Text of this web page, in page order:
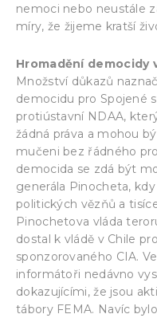
nemoci nebo neustále
míry, že žijeme kratší
Hromadění democidy
Množství důkazů
democidu pro Spojené
protiústavní NDAA,
žádná práva a mohou
mučeni bez řádného
democida se zdá být
generála Pinocheta,
politických vězňů a
Pinochetova vláda
dostal k vládě v Chile
sponzorovaného CIA.
informátoři nedávno
dokazujícími, že jsou
tábory FEMA. Navíc